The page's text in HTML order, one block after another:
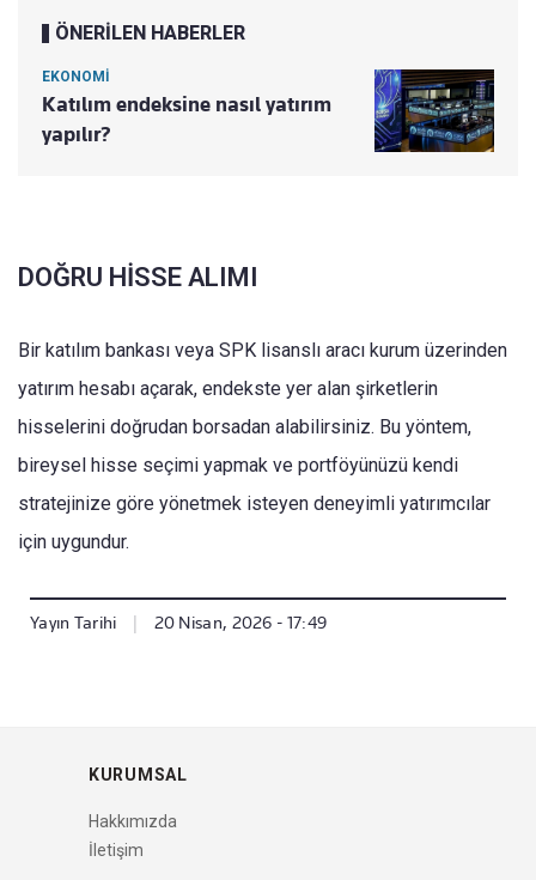
ÖNERİLEN HABERLER
EKONOMİ
Katılım endeksine nasıl yatırım
yapılır?
DOĞRU HİSSE ALIMI
Bir katılım bankası veya SPK lisanslı aracı kurum üzerinden
yatırım hesabı açarak, endekste yer alan şirketlerin
hisselerini doğrudan borsadan alabilirsiniz. Bu yöntem,
bireysel hisse seçimi yapmak ve portföyünüzü kendi
stratejinize göre yönetmek isteyen deneyimli yatırımcılar
için uygundur.
Yayın Tarihi 20 Nisan, 2026 - 17:49
KURUMSAL
Hakkımızda
İletişim